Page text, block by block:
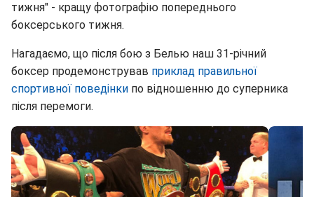
тижня" - кращу фотографію попереднього
боксерського тижня.
Нагадаємо, що після бою з Белью наш 31-річний
боксер продемонстрував приклад правильної
спортивної поведінки по відношенню до суперника
після перемоги.